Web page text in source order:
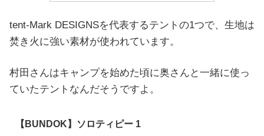
tent-Mark DESIGNSを代表するテントの1つで、生地は
焚き火に強い素材が使われています。
村田さんはキャンプを始めた頃に奥さんと一緒に使っ
ていたテントなんだそうですよ。
【BUNDOK】ソロティピー 1